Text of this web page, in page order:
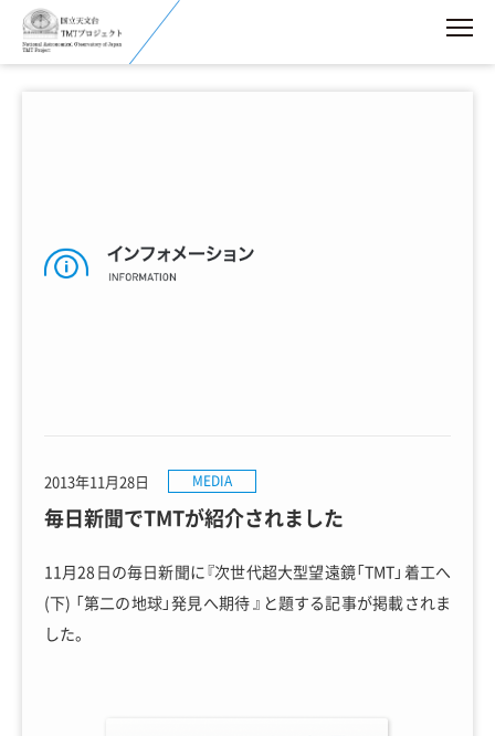
毎日新聞でTMTが紹介されました
2013年11月28日 MEDIA
11月28日の毎日新聞に『次世代超大型望遠鏡「TMT」着工へ
(下) 「第二の地球」発見へ期待 』と題する記事が掲載されま
した。